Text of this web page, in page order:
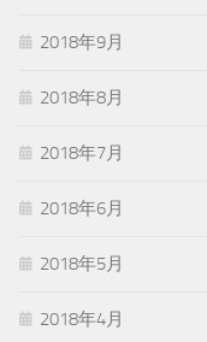
2018年9月
2018年8月
2018年7月
2018年6月
2018年5月
2018年4月